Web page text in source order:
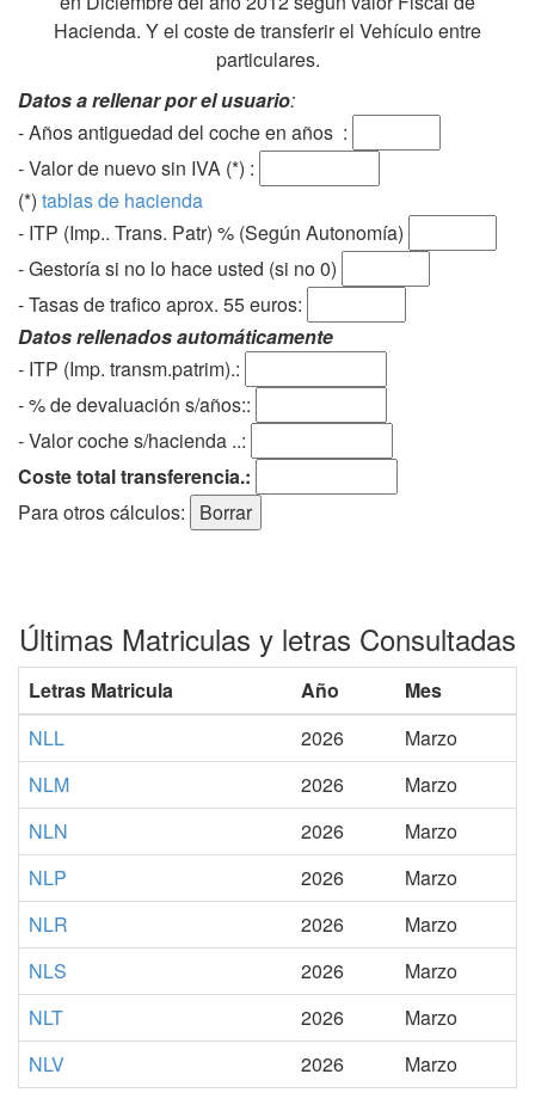
Hacienda. Y el coste de transferir el Vehículo entre
particulares.
Datos a rellenar por el usuario:
- Años antiguedad del coche en años :
- Valor de nuevo sin IVA (*) :
(*) tablas de hacienda
- ITP (Imp.. Trans. Patr) % (Según Autonomía)
- Gestoría si no lo hace usted (si no 0)
-Tasas de trafico aprox. 55 euros:
Datos rellenados automáticamente
- ITP (Imp. transm.patrim).:
- % de devaluación s/años::
- Valor coche s/hacienda ..:
Coste total transferencia.:
Para otros cálculos:
Últimas Matriculas y letras Consultadas
Letras Matricula Año
Mes
NLL
2026
Marzo
NLM
2026
Marzo
NLN
2026
Marzo
NLP
2026
Marzo
NLR
2026
Marzo
NLS
2026
Marzo
NLT
2026
Marzo
NLV
2026 Marzo